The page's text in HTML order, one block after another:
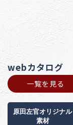
webカタログ
一覧を見る
原田左官オリジナル
素材